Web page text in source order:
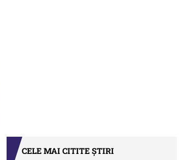
CELE MAI CITITE ȘTIRI